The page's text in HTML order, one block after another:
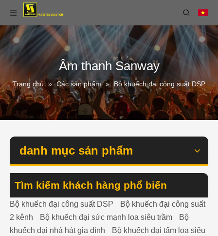
Âm thanh Sanway
Trang chủ » Các sản phẩm » Bộ khuếch đại công suất DSP
danh mục sản phẩm
Tìm kiếm khách hàng phổ biến
Bộ khuếch đại công suất DSP
Bộ khuếch đại công suất
2 kênh
Bộ khuếch đại sức mạnh loa siêu trầm
Bộ
khuếch đại nhà hát gia đình
Bộ khuếch đại tấm loa siêu